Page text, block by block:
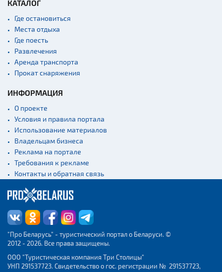
КАТАЛОГ
Где остановиться
Места отдыха
Где поесть
Развлечения
Аренда транспорта
Прокат снаряжения
ИНФОРМАЦИЯ
О проекте
Условия и правила портала
Использование материалов
Владельцам бизнеса
Реклама на портале
Требования к рекламе
Контакты и обратная связь
"Про Беларусь" - туристический портал о Беларуси. ©
2012 - 2026. Все права защищены.
ООО "Туристическая компания Три Столицы"
УНП 291537723. Свидетельство о гос. регистрации № 291537723,